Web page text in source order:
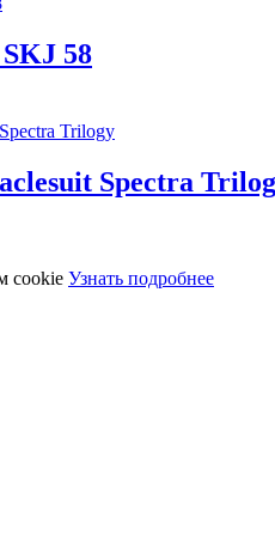
58
Spectra
cookie Узнать подробнее